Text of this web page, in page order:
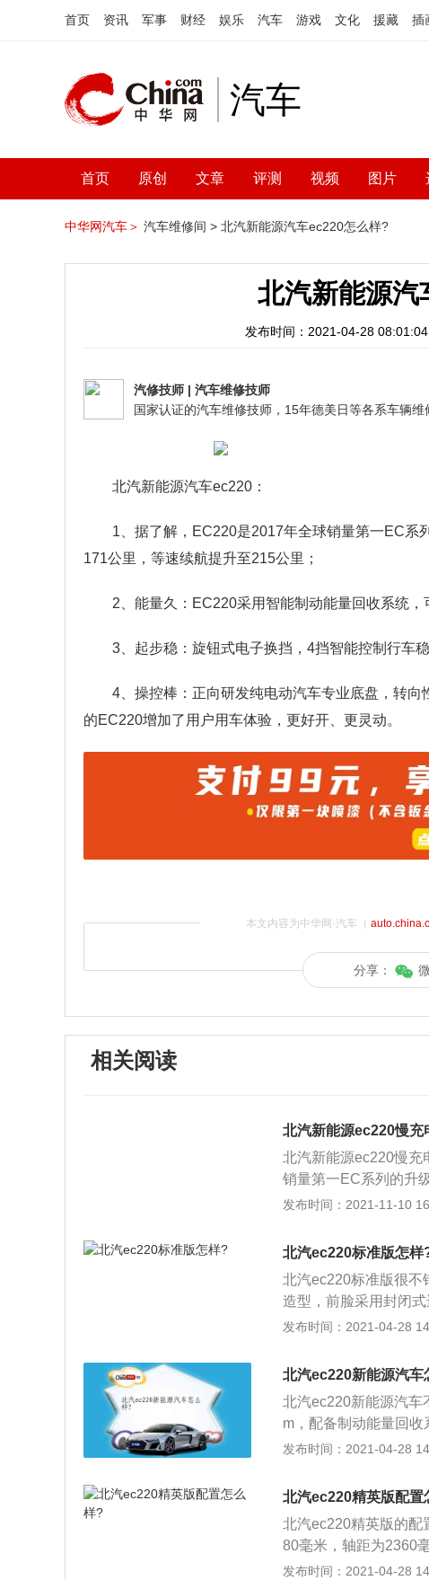
首页 资讯 军事 财经 娱乐 汽车 游戏 文化 援藏 插
汽车
首页 原创 文章 评测 视频 图片
中华网汽车＞ 汽车维修间 > 北汽新能源汽车ec220怎么样?
北汽新能源
发布时间：2021-04-28 08:01:04
汽修技师 | 汽车维修技师
北汽新能源汽车ec220：
1、据了解，EC220是2017年全球销量第一EC系
171公里，等速续航提升至215公里；
2、能量久：EC220采用智能制动能量回收系统，
3、起步稳：旋钮式电子换挡，4挡智能控制行车
4、操控棒：正向研发纯电动汽车专业底盘，转
的EC220增加了用户用车体验，更好开、更灵动。
本文内容为中华网·汽车（
分享：
相关阅读
北汽新能源ec220慢充
北汽新能源ec220慢充
销量第一EC系列的升
车型一致，配置方面
40Nm，更换为磷酸铁
工况续航里程为
增加会逐渐减少电流
充电电流和功率相对
大的电流和功率，会
发布时间：2021-11-10
北汽ec220标准版怎样
北汽ec220标准版很不
造型，前脸采用封闭
饰进行点缀，保险杠
能，其它方面并没有
之间采用镀铬饰条贯
力方面，新车采用最
锂电池，并且仅提供
m。
发布时间：2021-04-28
北汽ec220新能源汽车
北汽ec220新能源汽车
m，配备制动能量回
过200km，最高车速
成了一张略显呆萌的
了其电动车的身份；3
轮眉、小包围以及车
凑，高配车型的双色
发布时间：2021-04-28
北汽ec220精英版配置
北汽ec220精英版的配
80毫米，轴距为2360
自一台最大功率36kW
发布时间：2021-04-28